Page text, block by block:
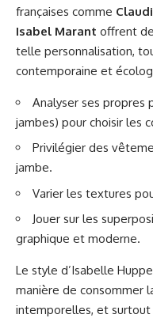
françaises comme
Isabel Marant offrent
telle personnalisation,
contemporaine et
Analyser ses propres
jambes) pour choisir les
Privilégier des
jambe.
Varier les textures
Jouer sur les
graphique et moderne.
Le style d’Isabelle
manière de consommer
intemporelles, et